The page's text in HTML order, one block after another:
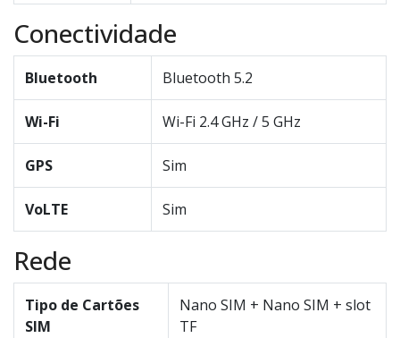
Conectividade
Bluetooth Bluetooth 5.2
Wi-Fi Wi-Fi 2.4 GHz / 5 GHz
GPS Sim
VoLTE Sim
Rede
Tipo de Cartões
SIM
Nano SIM + Nano SIM + slot
TF